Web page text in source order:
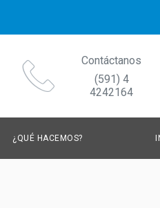
Contáctanos
(591) 4
4242164
¿QUÉ HACEMOS?